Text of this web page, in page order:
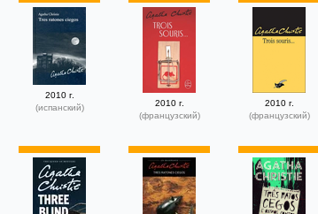
2010 г.
(испанский)
2010 г.
(французский)
2010 г.
(французский)